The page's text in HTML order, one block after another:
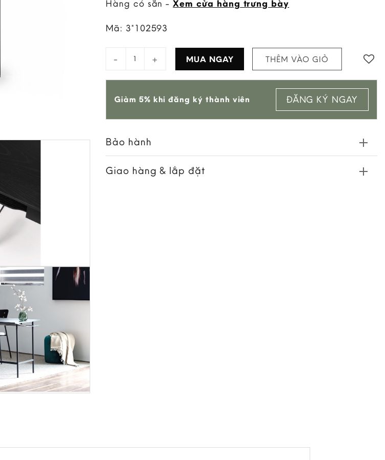
Hàng có sẵn -Xem cửa hàng trưng bày
Mã: 3*102593
MUA NGAY THÊM VÀO GIỎ
Add to
wishlist
Giảm 5% khi đăng ký thành viên ĐĂNG KÝ NGAY
Bảo hành
Giao hàng & lắp đặt